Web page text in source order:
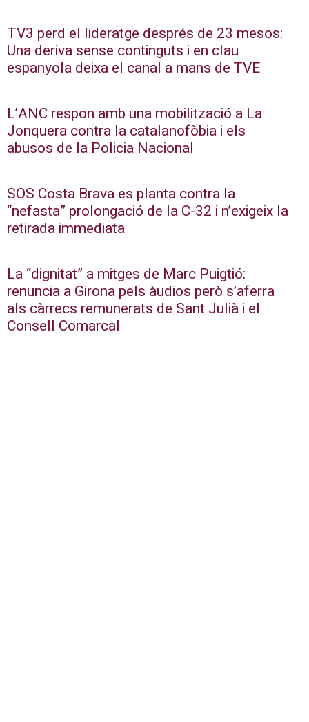
TV3 perd el lideratge després de 23 mesos:
Una deriva sense continguts i en clau
espanyola deixa el canal a mans de TVE
L’ANC respon amb una mobilització a La
Jonquera contra la catalanofòbia i els
abusos de la Policia Nacional
SOS Costa Brava es planta contra la
“nefasta” prolongació de la C-32 i n’exigeix la
retirada immediata
La “dignitat” a mitges de Marc Puigtió:
renuncia a Girona pels àudios però s’aferra
als càrrecs remunerats de Sant Julià i el
Consell Comarcal